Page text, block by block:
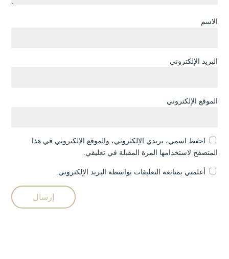
الاسم
البريد الإلكتروني
الموقع الإلكتروني
احفظ اسمي، بريدي الإلكتروني، والموقع الإلكتروني في هذا
المتصفح لاستخدامها المرة المقبلة في تعليقي.
أعلمني بمتابعة التعليقات بواسطة البريد الإلكتروني.